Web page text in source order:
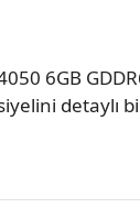
6GB
detaylı